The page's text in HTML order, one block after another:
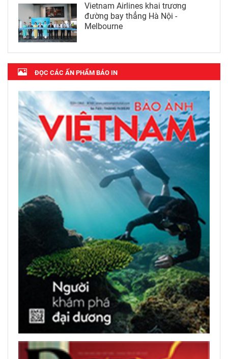
Vietnam Airlines khai trương
đường bay thẳng Hà Nội -
Melbourne
ĐỌC CÁC ẤN PHẨM BÁO IN